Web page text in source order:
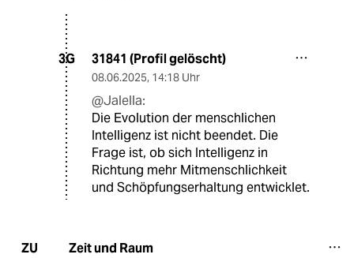
3G 31841 (Profil gelöscht)
08.06.2025, 14:18 Uhr
@Jalella:
Die Evolution der menschlichen
Intelligenz ist nicht beendet. Die
Frage ist, ob sich Intelligenz in
Richtung mehr Mitmenschlichkeit
und Schöpfungserhaltung entwicklet.
ZU Zeit und Raum